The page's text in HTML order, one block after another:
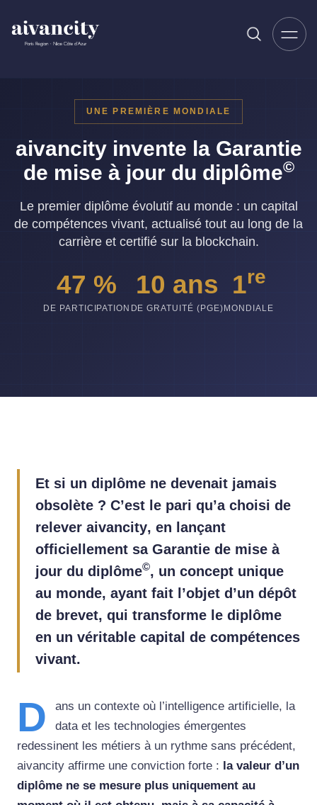
UNE PREMIÈRE MONDIALE
aivancity invente la Garantie
de mise à jour du diplôme©
Le premier diplôme évolutif au monde : un capital
de compétences vivant, actualisé tout au long de la
carrière et certifié sur la blockchain.
47 %
DE PARTICIPATION
10 ans
DE GRATUITÉ (PGE)
1re
MONDIALE
Et si un diplôme ne devenait jamais
obsolète ? C’est le pari qu’a choisi de
relever aivancity, en lançant
officiellement sa Garantie de mise à
jour du diplôme©, un concept unique
au monde, ayant fait l’objet d’un dépôt
de brevet, qui transforme le diplôme
en un véritable capital de compétences
vivant.
D
ans un contexte où l’intelligence artificielle, la
data et les technologies émergentes
redessinent les métiers à un rythme sans précédent,
aivancity affirme une conviction forte : la valeur d’un
diplôme ne se mesure plus uniquement au